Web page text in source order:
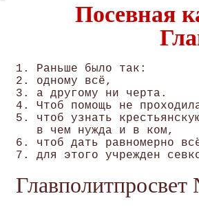
Посевная
1. Раньше было так:
2. одному всё,
3. а другому ни черта.
4. Чтоб помощь не
5. чтоб узнать
   в чем нужда и в ком,
6. чтоб дать равномерно